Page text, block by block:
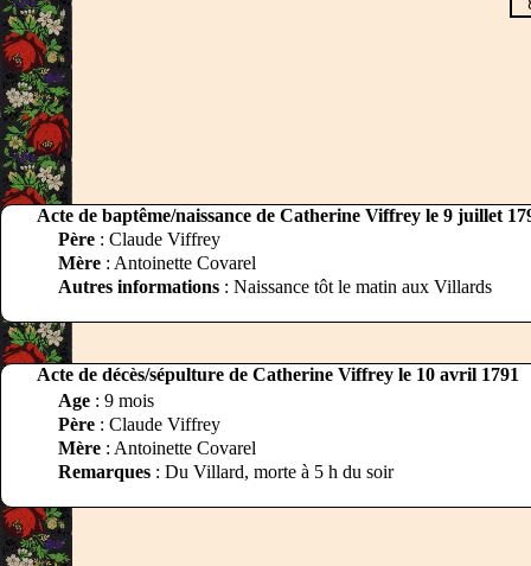
Acte de baptême/naissance de Catherine Viffrey le 9 juillet
Père : Claude Viffrey
Mère : Antoinette Covarel
Autres informations : Naissance tôt le matin aux Villards
Acte de décès/sépulture de Catherine Viffrey le 10 avril 1791
Age : 9 mois
Père : Claude Viffrey
Mère : Antoinette Covarel
Remarques : Du Villard, morte à 5 h du soir